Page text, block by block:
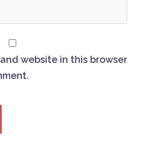
website in this browser